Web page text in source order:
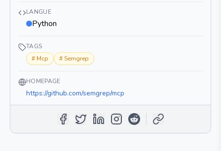
LANGUE
Python
TAGS
# Mcp #Semgrep
HOMEPAGE
https://github.com/semgrep/mcp